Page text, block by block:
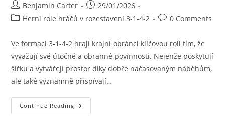
Post
author:
Benjamin Carter
Post
published:
29/01/2026
PostHerní role hráčů v rozestavení 3-1-4-2
Post0 Comments
Ve formaci 3-1-4-2 hrají krajní obránci klíčovou roli tím, že
vyvažují své útočné a obranné povinnosti. Nejenže poskytují
šířku a vytvářejí prostor díky dobře načasovaným náběhům,
ale také významně přispívají…
Continue Reading Wing
Back